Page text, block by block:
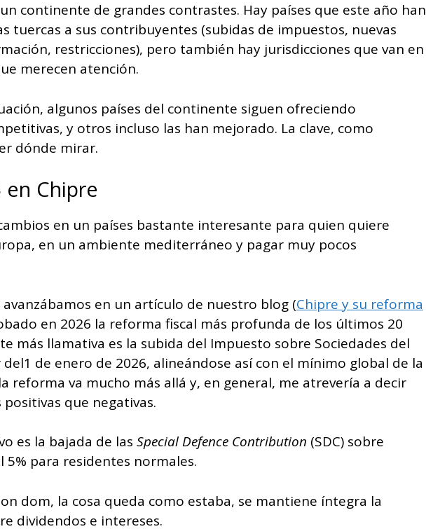
continente de grandes contrastes. Hay países que este año han
tuercas a sus contribuyentes (subidas de impuestos, nuevas
restricciones), pero también hay jurisdicciones que van en
merecen atención.
algunos países del continente siguen ofreciendo
y otros incluso las han mejorado. La clave, como
dónde mirar.
en Chipre
en un países bastante interesante para quien quiere
en un ambiente mediterráneo y pagar muy pocos
en un artículo de nuestro blog (Chipre y su reforma
en 2026 la reforma fiscal más profunda de los últimos 20
más llamativa es la subida del Impuesto sobre Sociedades del
del1 de enero de 2026, alineándose así con el mínimo global de la
reforma va mucho más allá y, en general, me atrevería a decir
que negativas.
es la bajada de las Special Defence Contribution (SDC) sobre
5% para residentes normales.
dom, la cosa queda como estaba, se mantiene íntegra la
dividendos e intereses.